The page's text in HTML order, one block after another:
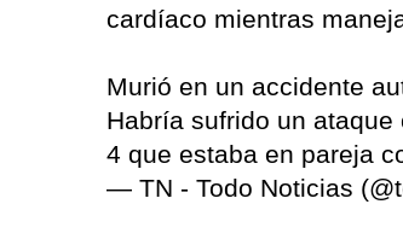
cardíaco mientras
Murió en un accidente
Habría sufrido un
4 que estaba en pareja
— TN - Todo Noticias